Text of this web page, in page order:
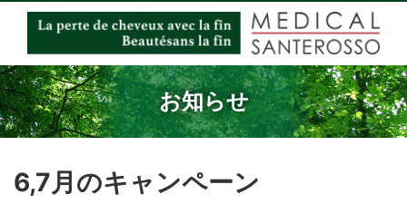
お知らせ
6,7月のキャンペーン